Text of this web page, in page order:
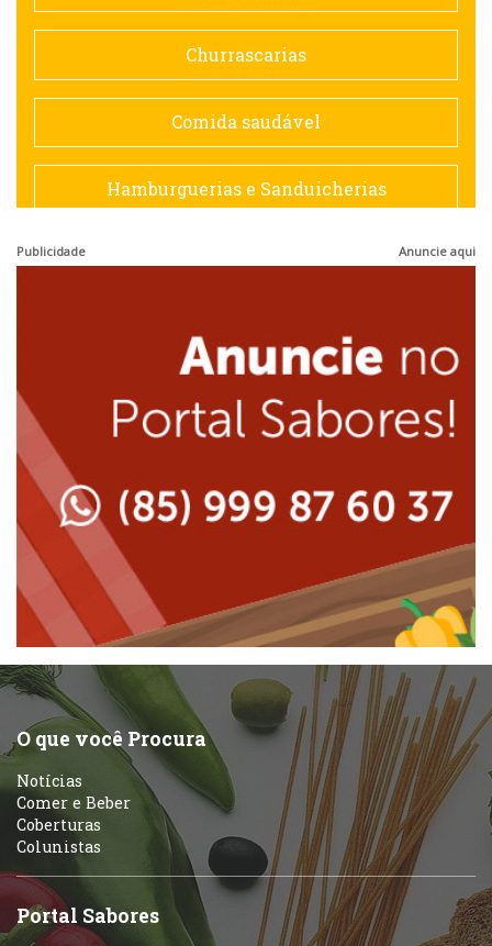
Doceria
Espanhola
Francesa
Japonesa e Oriental
Lanchonetes
Massas
Peixes e Frutos do Mar
Pizzarias
Portuguesa
Self-service
Sobremesas e sorvetes
Churrascarias
Comida saudável
Hamburguerias e Sanduicherias
Peixes e Frutos do Mar
Pizzarias
Portuguesa
Sobremesas e sorvetes
Variados
Publicidade Anuncie aqui
O que você Procura
Notícias
Comer e Beber
Coberturas
Colunistas
Portal Sabores